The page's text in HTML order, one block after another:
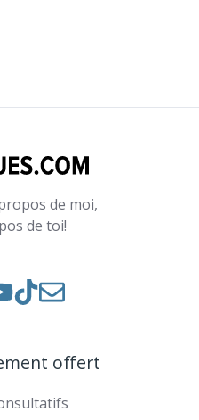
de moi,
de toi!
Voir
sur
Rejoignez-
TikTokoffert